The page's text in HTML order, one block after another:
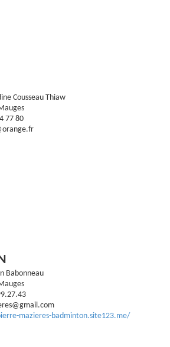
Cousseau Thiaw
77 80
Babonneau
mazieres-badminton.site123.me/